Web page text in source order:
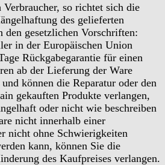
so richtet sich die
des gelieferten
den gesetzlichen Vorschriften:
in der Europäischen Union
Rückgabegarantie für einen
ab der Lieferung der Ware
können die Reparatur oder den
gekauften Produkte verlangen,
oder nicht wie beschreiben
nicht innerhalb einer
nicht ohne Schwierigkeiten
kann, können Sie die
des Kaufpreises verlangen.